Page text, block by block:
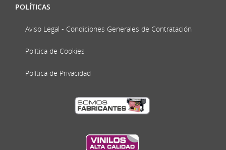
POLÍTICAS
Aviso Legal - Condiciones Generales de Contratación
Política de Cookies
Política de Privacidad